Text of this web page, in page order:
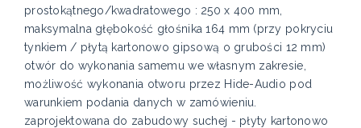
prostokątnego/kwadratowego : 250 x 400 mm,
maksymalna głębokość głośnika 164 mm (przy pokryciu
tynkiem / płytą kartonowo gipsową o grubości 12 mm)
otwór do wykonania samemu we własnym zakresie,
możliwość wykonania otworu przez Hide-Audio pod
warunkiem podania danych w zamówieniu.
zaprojektowana do zabudowy suchej - płyty kartonowo